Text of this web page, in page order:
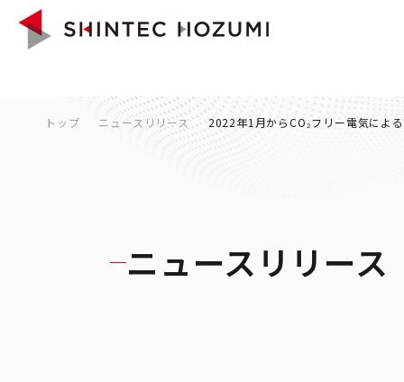
ニュースリリース
トップ ニュースリリース 2022年1月からCO₂フリー電気によ